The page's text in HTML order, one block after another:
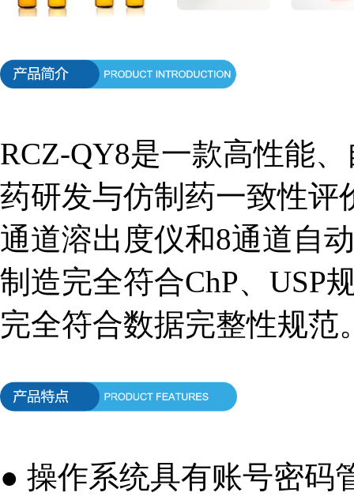
RCZ-QY8是一款高性能
药研发与仿制药一致性评
通道溶出度仪和8通道自
制造完全符合ChP、USP
完全符合数据完整性规范
● 操作系统具有账号密码